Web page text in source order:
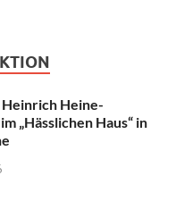
Heinrich Heine-
„Hässlichen Haus“ in